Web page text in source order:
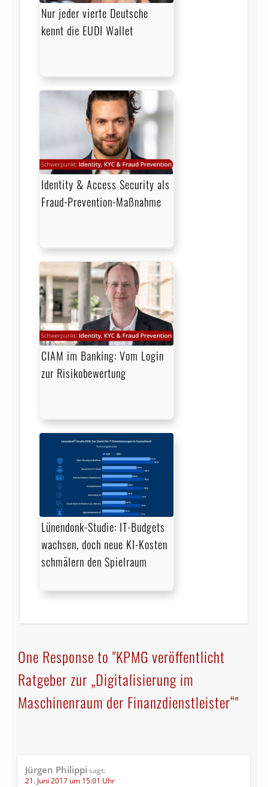
Nur jeder vierte Deutsche
kennt die EUDI Wallet
Identity & Access Security als
Fraud-Prevention-Maßnahme
CIAM im Banking: Vom Login
zur Risikobewertung
Lünendonk-Studie: IT-Budgets
wachsen, doch neue KI-Kosten
schmälern den Spielraum
One Response to "KPMG veröffentlicht
Ratgeber zur „Digitalisierung im
Maschinenraum der Finanzdienstleister“"
Jürgen Philippi sagt:
21. Juni 2017 um 15:01 Uhr